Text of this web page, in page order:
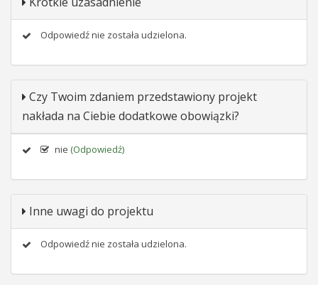
Odpowiedź nie została udzielona.
Czy Twoim zdaniem przedstawiony projekt
nakłada na Ciebie dodatkowe obowiązki?
nie (Odpowiedź)
Inne uwagi do projektu
Odpowiedź nie została udzielona.